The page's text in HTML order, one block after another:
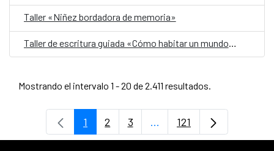
Taller «Niñez bordadora de memoria»
Mostrando el intervalo 1 - 20 de 2.411 resultados.
Página
1 Página
2 Página
3 ...Páginas intermedias Use
Página
121